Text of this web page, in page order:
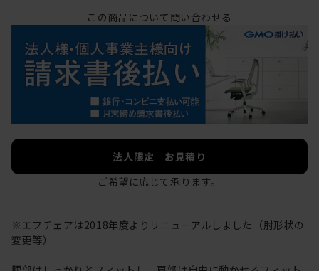
この商品について問い合わせる
法人限定 お見積り
ご希望に応じて承ります。
※エフチェアは2018年度よりリニューアルしました（肘形状の
変更等）